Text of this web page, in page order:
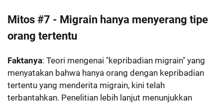
Mitos #7 - Migrain hanya menyerang tipe
orang tertentu
Faktanya: Teori mengenai "kepribadian migrain" yang
menyatakan bahwa hanya orang dengan kepribadian
tertentu yang menderita migrain, kini telah
terbantahkan. Penelitian lebih lanjut menunjukkan